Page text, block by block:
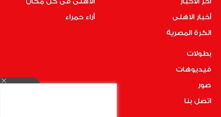
أخبار الاهلى
الكرة المصرية
أراء حمراء
بطولات
فيديوهات
صور
اتصل بنا